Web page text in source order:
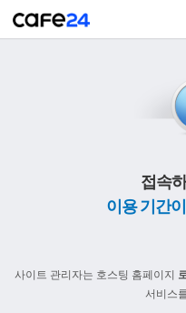
접속
이용 기간
사이트 관리자는 호스팅 홈페이지
서비스